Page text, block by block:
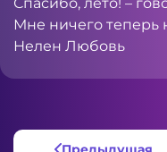
Мне ничего теперь
Нелен Любовь